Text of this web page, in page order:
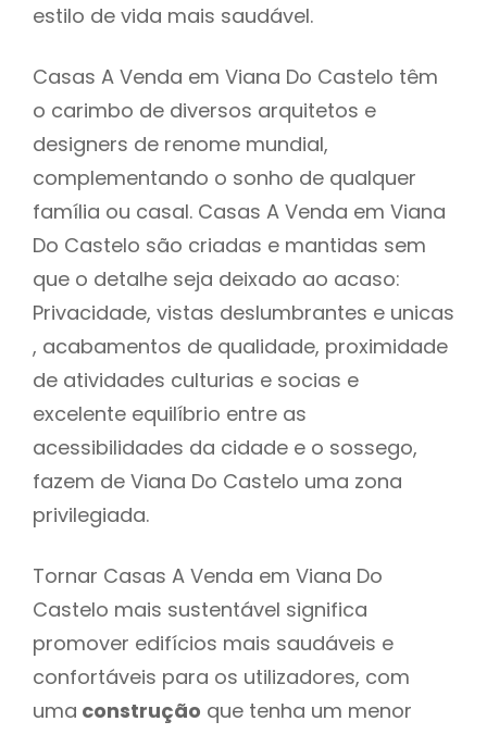
estilo de vida mais saudável.
Casas A Venda em Viana Do Castelo têm
o carimbo de diversos arquitetos e
designers de renome mundial,
complementando o sonho de qualquer
família ou casal. Casas A Venda em Viana
Do Castelo são criadas e mantidas sem
que o detalhe seja deixado ao acaso:
Privacidade, vistas deslumbrantes e unicas
, acabamentos de qualidade, proximidade
de atividades culturias e socias e
excelente equilíbrio entre as
acessibilidades da cidade e o sossego,
fazem de Viana Do Castelo uma zona
privilegiada.
Tornar Casas A Venda em Viana Do
Castelo mais sustentável significa
promover edifícios mais saudáveis e
confortáveis para os utilizadores, com
uma construção que tenha um menor